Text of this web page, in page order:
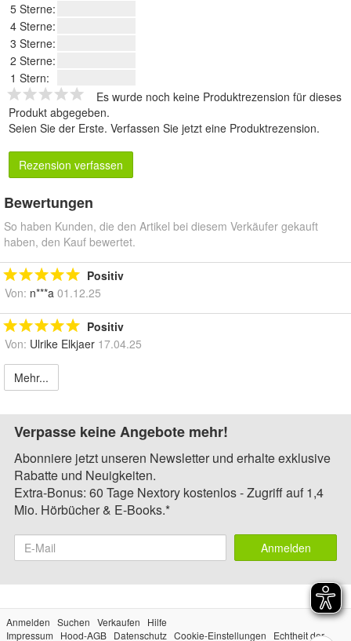
5 Sterne:
4 Sterne:
3 Sterne:
2 Sterne:
1 Stern:
Es wurde noch keine Produktrezension für dieses
Produkt abgegeben.
Seien Sie der Erste. Verfassen Sie jetzt eine Produktrezension.
Rezension verfassen
Bewertungen
So haben Kunden, die den Artikel bei diesem Verkäufer gekauft
haben, den Kauf bewertet.
Positiv
Von: n***a 01.12.25
Positiv
Von: Ulrike Elkjaer 17.04.25
Mehr...
Verpasse keine Angebote mehr!
Abonniere jetzt unseren Newsletter und erhalte exklusive
Rabatte und Neuigkeiten.
Extra-Bonus: 60 Tage Nextory kostenlos - Zugriff auf 1,4
Mio. Hörbücher & E-Books.*
Anmelden
Anmelden Suchen Verkaufen
Hilfe
Impressum
Hood-AGB Datenschutz Cookie-Einstellungen Echtheit der